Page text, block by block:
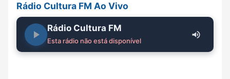
Rádio Cultura FM Ao Vivo
Rádio Cultura FM
Esta rádio não está disponível